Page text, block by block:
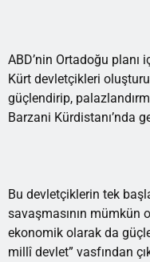
ABD’nin Ortadoğu planı
Kürt devletçikleri
güçlendirip,
Barzani Kürdistanı’nda
Bu devletçiklerin tek
savaşmasının mümkün
ekonomik olarak da
millî devlet” vasfından